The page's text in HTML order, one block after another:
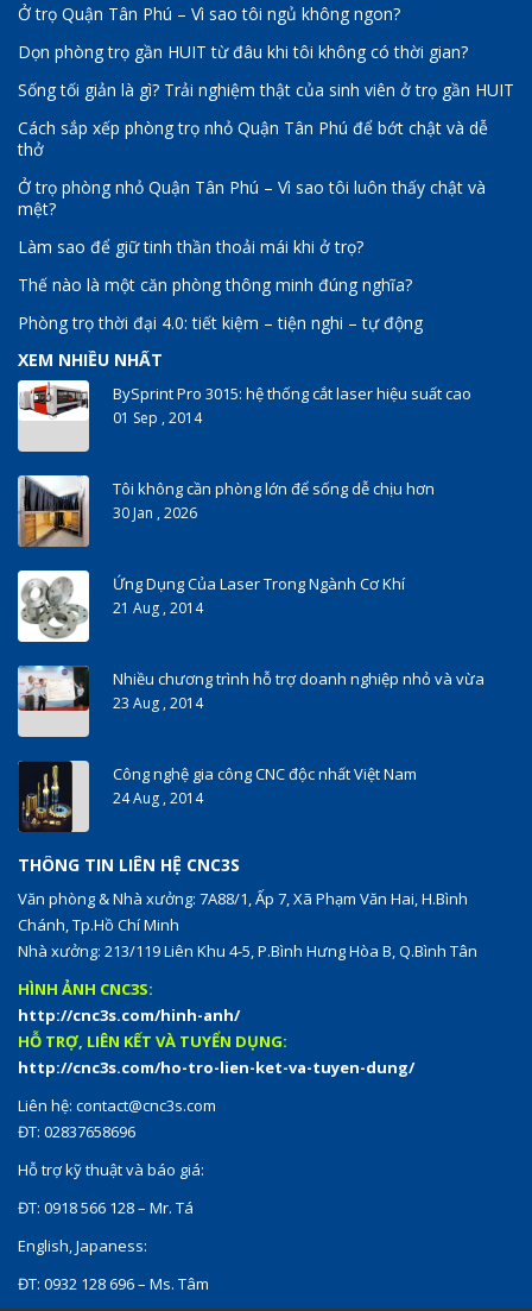
Ở trọ Quận Tân Phú – Vì sao tôi ngủ không ngon?
Dọn phòng trọ gần HUIT từ đâu khi tôi không có thời gian?
Sống tối giản là gì? Trải nghiệm thật của sinh viên ở trọ gần HUIT
Cách sắp xếp phòng trọ nhỏ Quận Tân Phú để bớt chật và dễ
thở
Ở trọ phòng nhỏ Quận Tân Phú – Vì sao tôi luôn thấy chật và
mệt?
Làm sao để giữ tinh thần thoải mái khi ở trọ?
Thế nào là một căn phòng thông minh đúng nghĩa?
Phòng trọ thời đại 4.0: tiết kiệm – tiện nghi – tự động
XEM NHIỀU NHẤT
BySprint Pro 3015: hệ thống cắt laser hiệu suất cao
01 Sep , 2014
Tôi không cần phòng lớn để sống dễ chịu hơn
30 Jan , 2026
Ứng Dụng Của Laser Trong Ngành Cơ Khí
21 Aug , 2014
Nhiều chương trình hỗ trợ doanh nghiệp nhỏ và vừa
23 Aug , 2014
Công nghệ gia công CNC độc nhất Việt Nam
24 Aug , 2014
THÔNG TIN LIÊN HỆ CNC3S
Văn phòng & Nhà xưởng: 7A88/1, Ấp 7, Xã Phạm Văn Hai, H.Bình
Chánh, Tp.Hồ Chí Minh
Nhà xưởng: 213/119 Liên Khu 4-5, P.Bình Hưng Hòa B, Q.Bình Tân
HÌNH ẢNH CNC3S:
http://cnc3s.com/hinh-anh/
HỖ TRỢ, LIÊN KẾT VÀ TUYỂN DỤNG:
http://cnc3s.com/ho-tro-lien-ket-va-tuyen-dung/
Liên hệ: contact@cnc3s.com
ĐT: 02837658696
Hỗ trợ kỹ thuật và báo giá:
ĐT: 0918 566 128 – Mr. Tá
English, Japaness:
ĐT: 0932 128 696 – Ms. Tâm